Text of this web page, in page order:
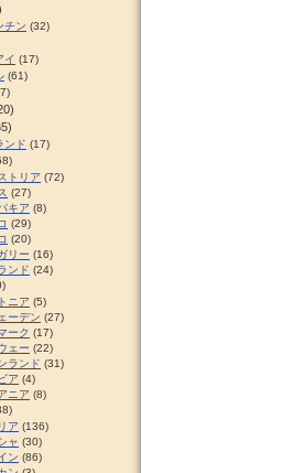
チン (32)
イ (17)
(61)
ンド (17)
トリア (72)
(27)
キア (8)
(29)
(20)
リー (16)
ンド (24)
ニア (5)
ーデン (27)
ーク (17)
ェー (22)
ランド (31)
ア (4)
ニア (8)
ア (136)
ャ (30)
ン (86)